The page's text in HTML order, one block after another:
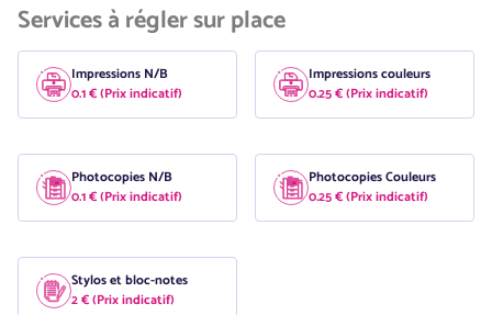
Services à régler sur place
Impressions N/B
0.1 € (Prix indicatif)
Impressions couleurs
0.25 € (Prix indicatif)
Photocopies N/B
0.1 € (Prix indicatif)
Photocopies Couleurs
0.25 € (Prix indicatif)
Stylos et bloc-notes
2 € (Prix indicatif)